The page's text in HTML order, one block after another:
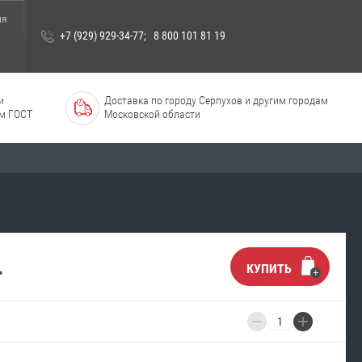
+7 (929) 929-34-77; 8 800 101 81 19
ГОСТ
Доставка по городу Серпухов и другим городам
Московской области
КУПИТЬ
− +